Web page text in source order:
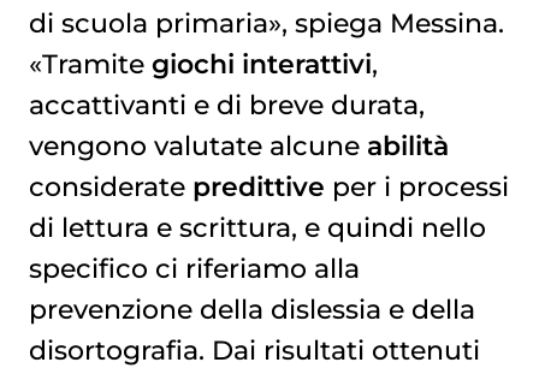
di scuola primaria», spiega Messina.
«Tramite giochi interattivi,
accattivanti e di breve durata,
vengono valutate alcune abilità
considerate predittive per i processi
di lettura e scrittura, e quindi nello
specifico ci riferiamo alla
prevenzione della dislessia e della
disortografia. Dai risultati ottenuti